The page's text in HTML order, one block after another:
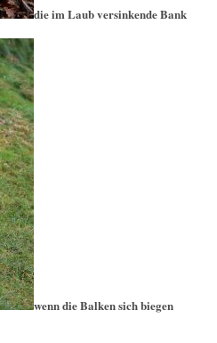
die im Laub versinkende Bank
wenn die Balken sich biegen